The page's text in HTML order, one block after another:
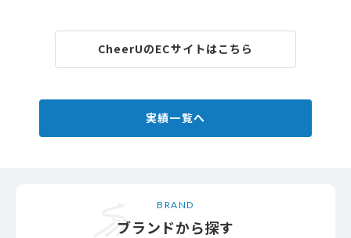
CheerUのECサイトはこちら
実績一覧へ
ブランドから探す
BRAND